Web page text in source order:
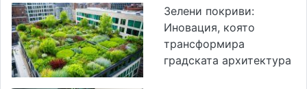
Зелени покриви:
Иновация, която
трансформира
градската архитектура